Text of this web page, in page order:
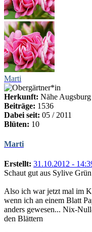
Marti
Herkunft: Nähe Augsburg
Beiträge: 1536
Dabei seit: 05 / 2011
Blüten: 10
Marti
Erstellt: 31.10.2012 -
Schaut gut aus Sylive
Also ich war jetzt mal im
wenn ich an einem Blatt
anders gewesen... Nix-
den Blättern